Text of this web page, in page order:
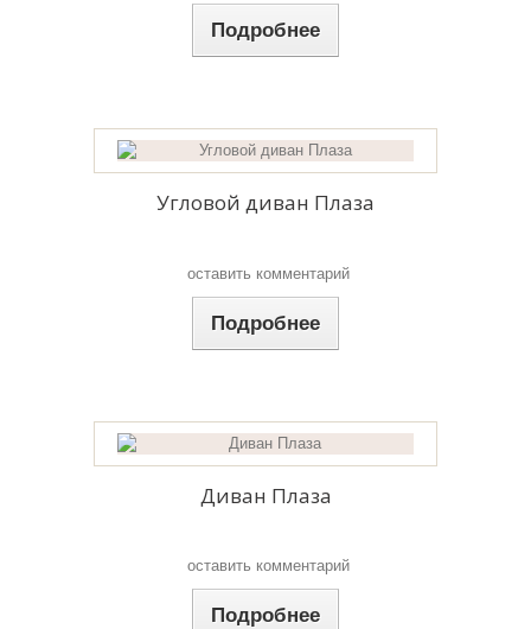
Подробнее
Угловой диван Плаза
оставить комментарий
Подробнее
Диван Плаза
оставить комментарий
Подробнее